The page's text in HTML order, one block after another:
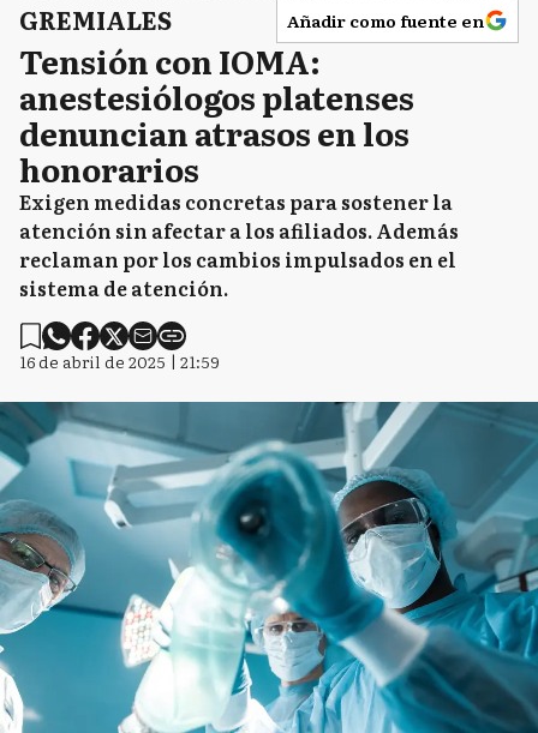
GREMIALES Añadir como fuente en
Tensión con IOMA:
anestesiólogos platenses
denuncian atrasos en los
honorarios
Exigen medidas concretas para sostener la
atención sin afectar a los afiliados. Además
reclaman por los cambios impulsados en el
sistema de atención.
16 de abril de 2025 | 21:59